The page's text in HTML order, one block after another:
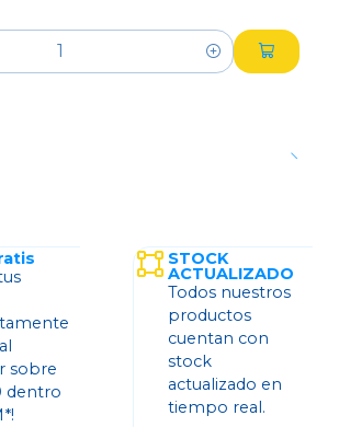
sobre
dentro
STOCK
ACTUALIZADO
Todos nuestros
productos
cuentan con
stock
actualizado en
tiempo real.